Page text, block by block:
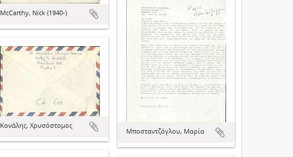
McCarthy, Nick (1940-)
Μποσταντζόγλου, Μαρία
Κονάλης, Χρυσόστομος